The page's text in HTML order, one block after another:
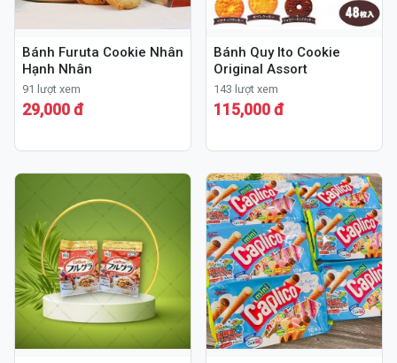
Bánh Furuta Cookie Nhân
Hạnh Nhân
91 lượt xem
29,000 đ
Bánh Quy Ito Cookie
Original Assort
143 lượt xem
115,000 đ